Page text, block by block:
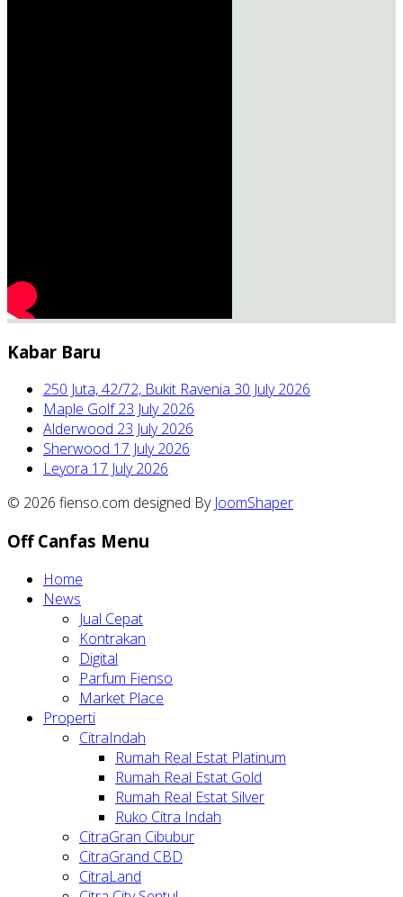
Kabar Baru
250 Juta, 42/72, Bukit Ravenia 30 July 2026
Maple Golf23 July 2026
Alderwood 23 July 2026
Sherwood 17 July 2026
Leyora 17 July 2026
© 2026 fienso.com designed By JoomShaper
Off Canfas Menu
Home
News
Jual Cepat
Kontrakan
Digital
Parfum Fienso
Market Place
Properti
CitraIndah
Rumah Real Estat Platinum
Rumah Real Estat Gold
Rumah Real Estat Silver
Ruko Citra Indah
CitraGran Cibubur
CitraGrand CBD
CitraLand